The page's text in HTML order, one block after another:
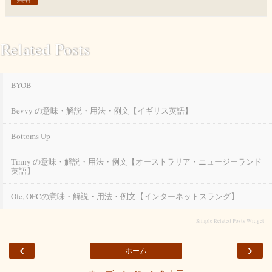
Related Posts
BYOB
Bevvy の意味・解説・用法・例文【イギリス英語】
Bottoms Up
Tinny の意味・解説・用法・例文【オーストラリア・ニュージーランド
英語】
Ofc, OFCの意味・解説・用法・例文【インターネットスラング】
Simple Related Posts Widget
‹ ›
ホーム